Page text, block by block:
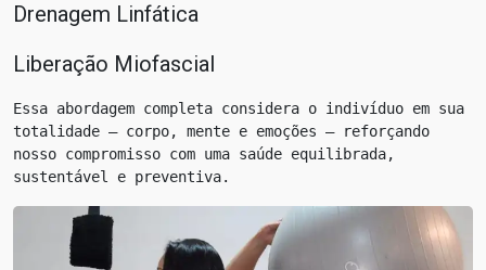
Drenagem Linfática
Liberação Miofascial
Essa abordagem completa considera o indivíduo em sua
totalidade — corpo, mente e emoções — reforçando
nosso compromisso com uma saúde equilibrada,
sustentável e preventiva.